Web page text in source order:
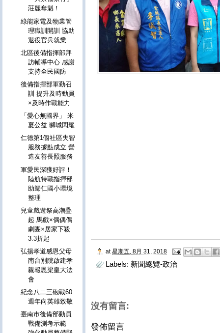
at 星期五, 8月 31, 2018
Labels: 新聞總覽-政治
沒有留言:
發佈留言
莊麗奪魁！
綠能家電及物業管
理職訓開訓 協助
退役官兵就業
北區後備指揮部拜
訪輔導中心 感謝
支持全民國防
後備指揮部軍勤召
訓 提升及時動員
×及時作戰能力
「愛心無國界」 米
夏公益 獅城閃耀
仁德第1個社區失智
服務據點成立 營
造友善長照服務
軍愛民深獲好評！
陸航特戰指揮部
助歸仁國小環境
整理
兒童戲遊祭高潮疊
起 馬戲×偶偶偶
劇團×居家下殺
3.3折起
弘揚孝道感恩父母
南台別院啟建孝
親報恩梁皇大法
會
紀念八二三砲戰60
週年向英雄致敬
臺南市後備部動員
戰備測考示範